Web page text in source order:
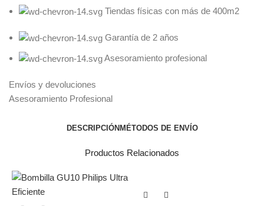
Tiendas físicas con más de 400m2
Garantía de 2 años
Asesoramiento profesional
Envíos y devoluciones
Asesoramiento Profesional
DESCRIPCIÓN MÉTODOS DE ENVÍO
Productos Relacionados